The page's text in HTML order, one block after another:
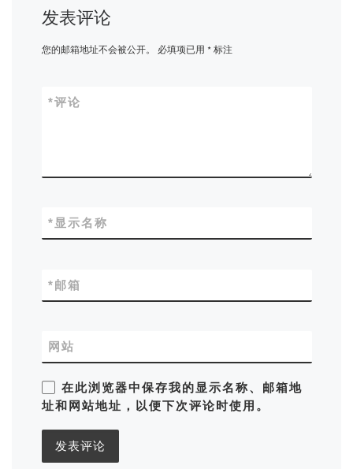
发表评论
您的邮箱地址不会被公开。 必填项已用 *标注
评论
*
显示名称
*
邮箱
*
网站
在此浏览器中保存我的显示名称、邮箱地
址和网站地址，以便下次评论时使用。